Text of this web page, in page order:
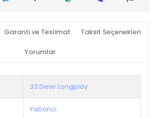
Garanti ve Teslimat Taksit Seçenekleri
Yorumlar
33 Devir Longplay
Yabancı